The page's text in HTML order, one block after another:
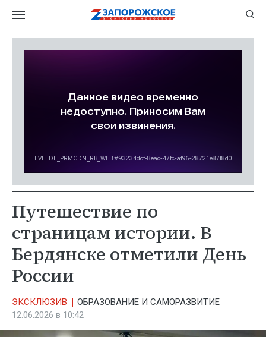
Путешествие по
страницам истории. В
Бердянске отметили День
России
ЭКСКЛЮЗИВ
ОБРАЗОВАНИЕ И САМОРАЗВИТИЕ
12.06.2026 в 10:42